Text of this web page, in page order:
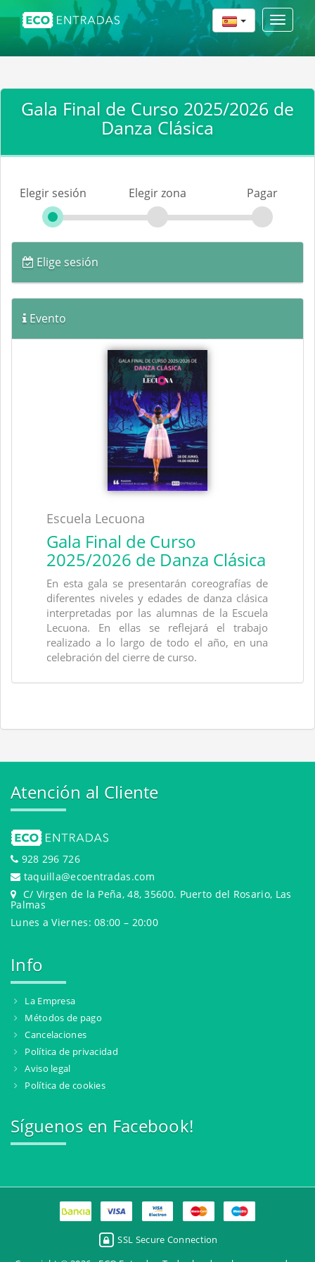
Toggle
Gala Final de Curso 2025/2026 de
Danza Clásica
Elegir sesión Elegir zona Pagar
Elige sesión
Evento
Escuela Lecuona
Gala Final de Curso
2025/2026 de Danza Clásica
En esta gala se presentarán coreografías de
diferentes niveles y edades de danza clásica
interpretadas por las alumnas de la Escuela
Lecuona. En ellas se reflejará el trabajo
realizado a lo largo de todo el año, en una
celebración del cierre de curso.
Atención al Cliente
928 296 726
taquilla@ecoentradas.com
C/ Virgen de la Peña, 48, 35600. Puerto del Rosario, Las
Palmas
Lunes a Viernes: 08:00 – 20:00
Info
La Empresa
Métodos de pago
Cancelaciones
Política de privacidad
Aviso legal
Política de cookies
Síguenos en Facebook!
SSL Secure Connection